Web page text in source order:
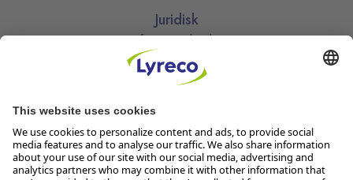
Juridisk
Informasjonskapsler
Kjøpsbetingelser
Personvernerklæring
Vilkår
Vilkår for kundeklubben
Åpenhetsloven
Endre dine personvernsinnstillinger